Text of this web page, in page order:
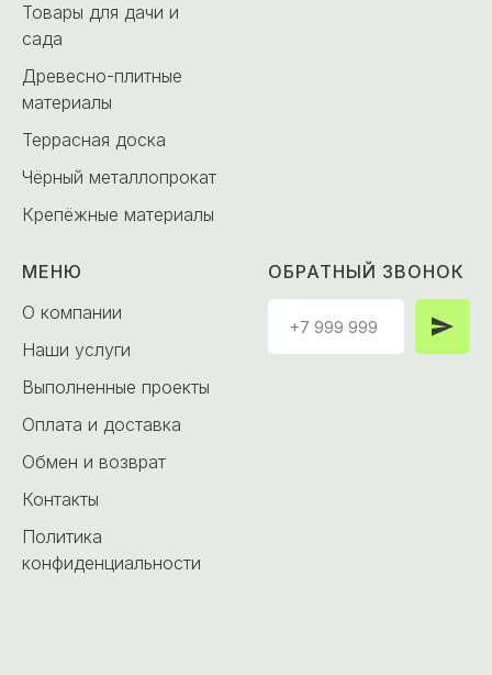
Товары для дачи и
сада
Древесно-плитные
материалы
Террасная доска
Чёрный металлопрокат
Крепёжные материалы
МЕНЮ
О компании
Наши услуги
Выполненные проекты
Оплата и доставка
Обмен и возврат
Контакты
Политика
конфиденциальности
ОБРАТНЫЙ ЗВОНОК